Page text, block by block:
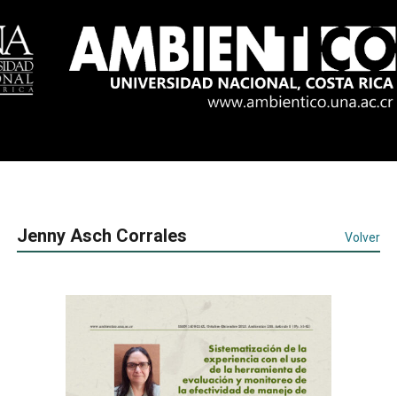
Jenny Asch Corrales Volver